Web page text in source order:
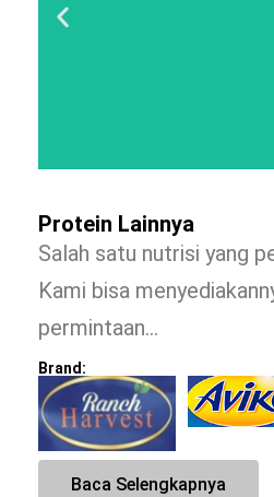
Protein Lainnya
Salah satu nutrisi yang
Kami bisa
permintaan…
Brand:
Baca Selengkapnya